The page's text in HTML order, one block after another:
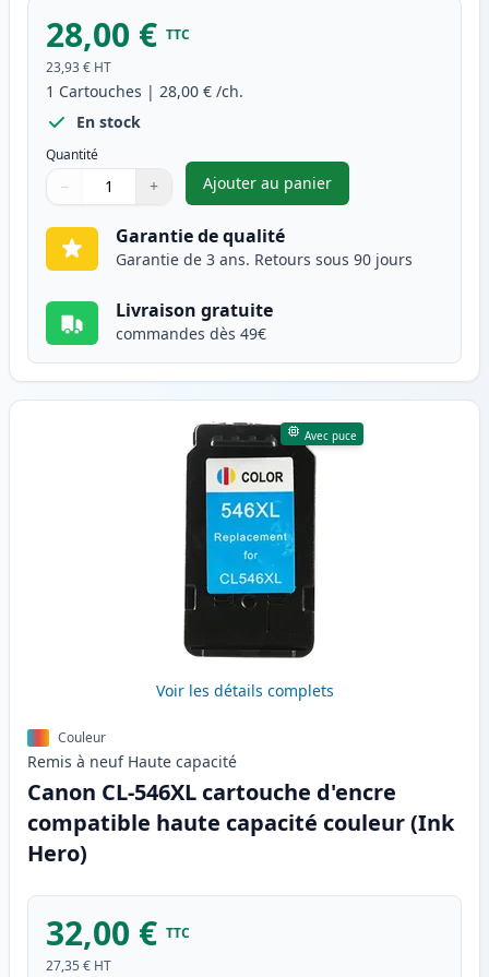
28,00 € TTC
23,93 € HT
1 Cartouches | 28,00 € /ch.
En stock
Quantité
Quantité
Utilisez les boutons pour ajuster
− +
Quantité
Ajouter au panier
,Canon PG-545XL cartouche
Garantie de qualité
Garantie de 3 ans. Retours sous 90 jours
Livraison gratuite
commandes dès 49€
Avec puce
Voir les détails complets
Couleur
Remis à neuf Haute capacité
Canon CL-546XL cartouche d'encre
compatible haute capacité couleur (Ink
Hero)
32,00 € TTC
27,35 € HT